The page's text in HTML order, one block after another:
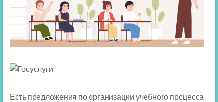
Есть предложения по организации учебного процесса